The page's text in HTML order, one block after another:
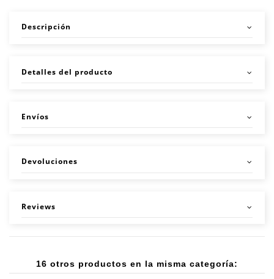
Descripción
Detalles del producto
Envíos
Devoluciones
Reviews
16 otros productos en la misma categoría: